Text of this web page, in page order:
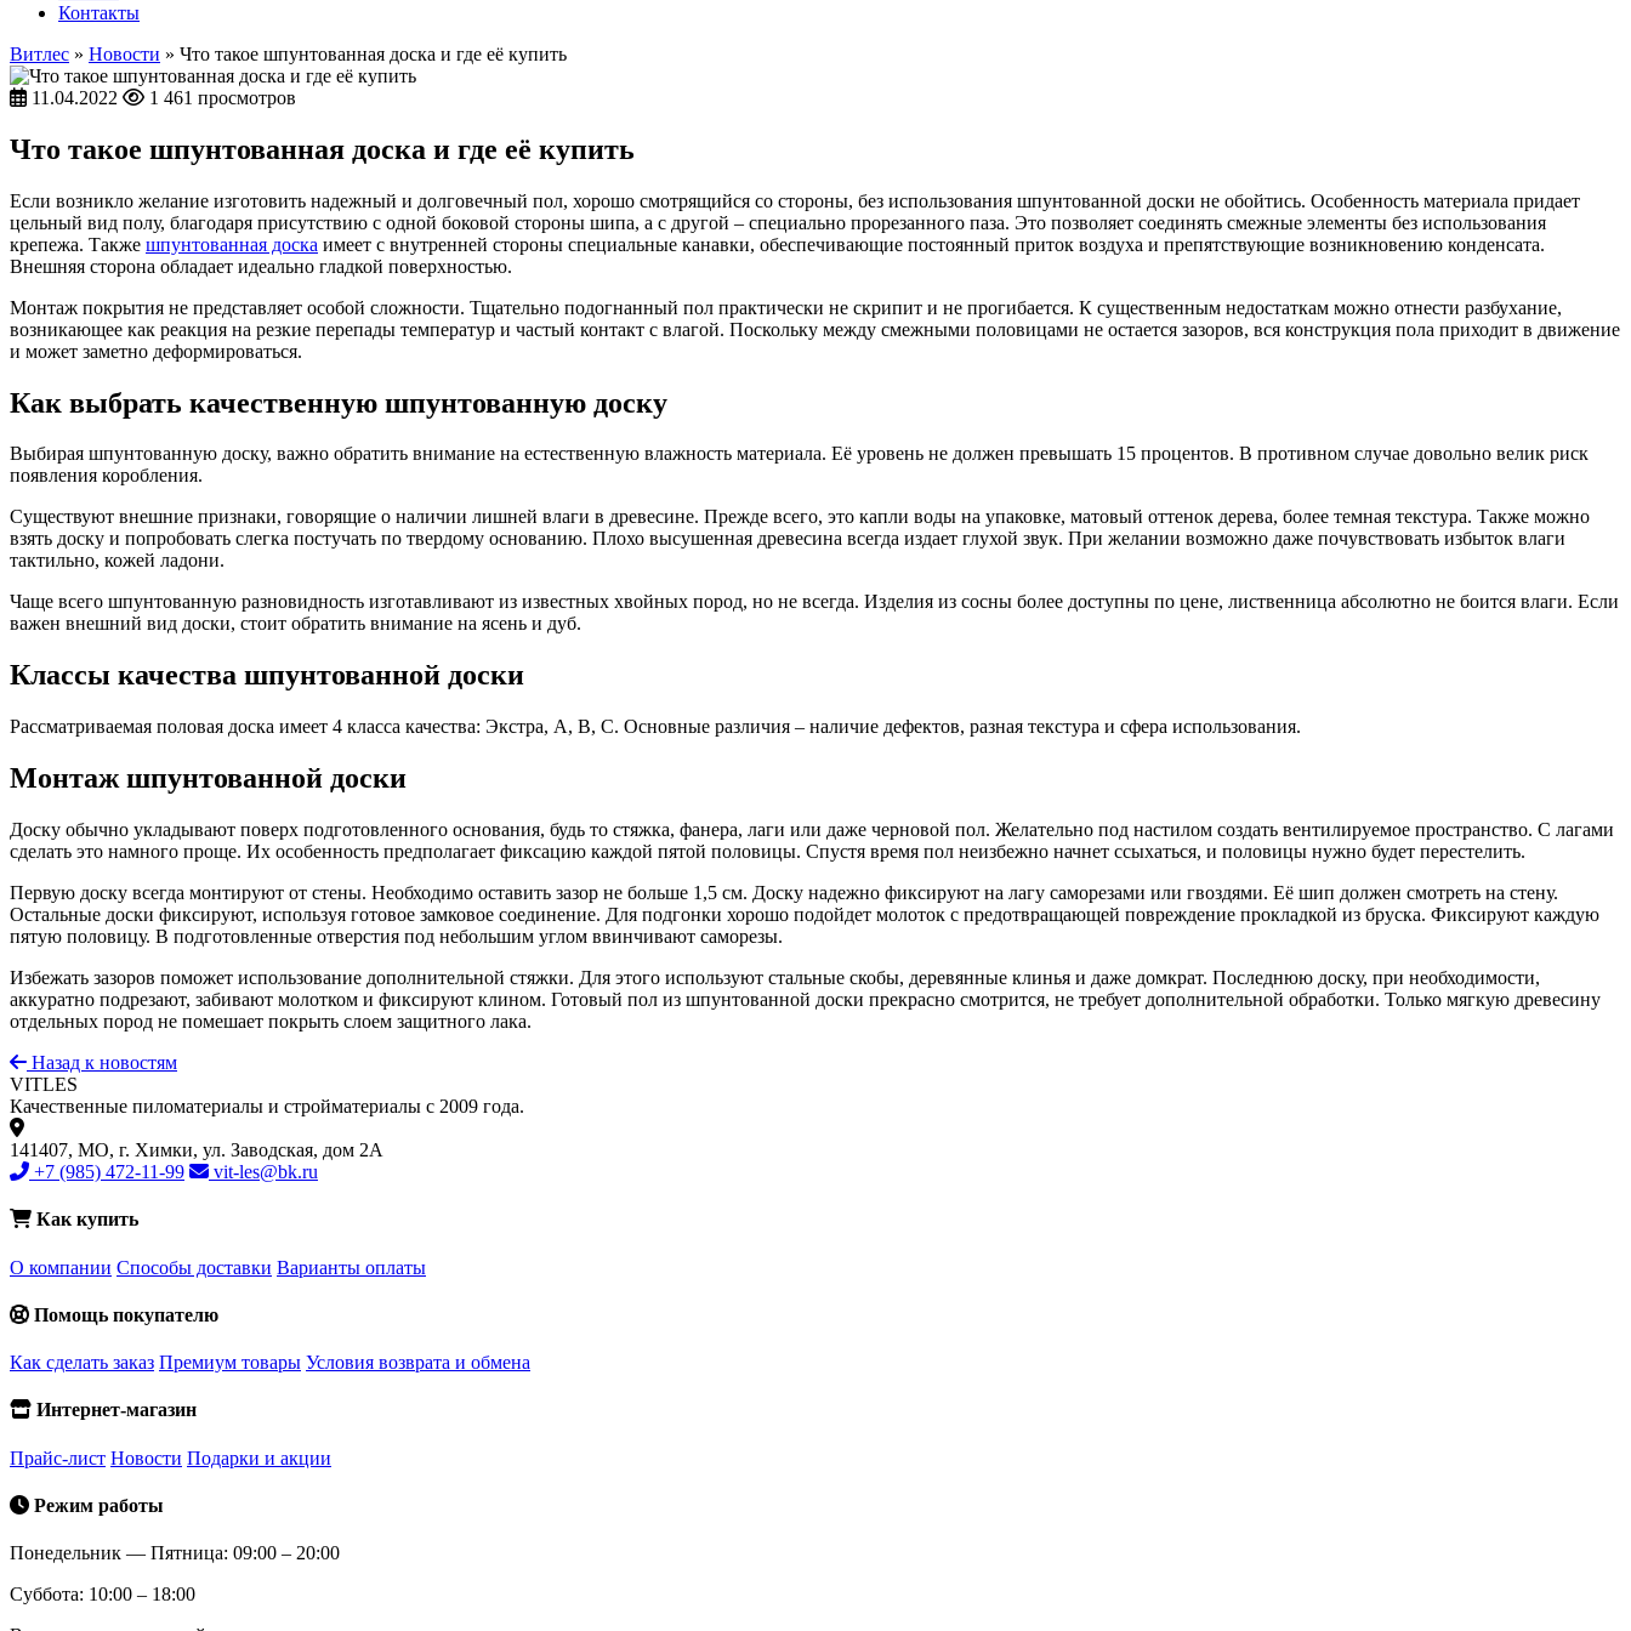
Контакты
Витлес » Новости » Что такое шпунтованная доска и где её купить
11.04.2022 1 461 просмотров
Что такое шпунтованная доска и где её купить
Если возникло желание изготовить надежный и долговечный пол, хорошо смотрящийся со стороны, без использования шпунтованной доски не обойтись. Особенность материала придает
цельный вид полу, благодаря присутствию с одной боковой стороны шипа, а с другой – специально прорезанного паза. Это позволяет соединять смежные элементы без использования
крепежа. Также шпунтованная доска имеет с внутренней стороны специальные канавки, обеспечивающие постоянный приток воздуха и препятствующие возникновению конденсата.
Внешняя сторона обладает идеально гладкой поверхностью.
Монтаж покрытия не представляет особой сложности. Тщательно подогнанный пол практически не скрипит и не прогибается. К существенным недостаткам можно отнести разбухание,
возникающее как реакция на резкие перепады температур и частый контакт с влагой. Поскольку между смежными половицами не остается зазоров, вся конструкция пола приходит в движение
и может заметно деформироваться.
Как выбрать качественную шпунтованную доску
Выбирая шпунтованную доску, важно обратить внимание на естественную влажность материала. Её уровень не должен превышать 15 процентов. В противном случае довольно велик риск
появления коробления.
Существуют внешние признаки, говорящие о наличии лишней влаги в древесине. Прежде всего, это капли воды на упаковке, матовый оттенок дерева, более темная текстура. Также можно
взять доску и попробовать слегка постучать по твердому основанию. Плохо высушенная древесина всегда издает глухой звук. При желании возможно даже почувствовать избыток влаги
тактильно, кожей ладони.
Чаще всего шпунтованную разновидность изготавливают из известных хвойных пород, но не всегда. Изделия из сосны более доступны по цене, лиственница абсолютно не боится влаги. Если
важен внешний вид доски, стоит обратить внимание на ясень и дуб.
Классы качества шпунтованной доски
Рассматриваемая половая доска имеет 4 класса качества: Экстра, А, В, С. Основные различия – наличие дефектов, разная текстура и сфера использования.
Монтаж шпунтованной доски
Доску обычно укладывают поверх подготовленного основания, будь то стяжка, фанера, лаги или даже черновой пол. Желательно под настилом создать вентилируемое пространство. С лагами
сделать это намного проще. Их особенность предполагает фиксацию каждой пятой половицы. Спустя время пол неизбежно начнет ссыхаться, и половицы нужно будет перестелить.
Первую доску всегда монтируют от стены. Необходимо оставить зазор не больше 1,5 см. Доску надежно фиксируют на лагу саморезами или гвоздями. Её шип должен смотреть на стену.
Остальные доски фиксируют, используя готовое замковое соединение. Для подгонки хорошо подойдет молоток с предотвращающей повреждение прокладкой из бруска. Фиксируют каждую
пятую половицу. В подготовленные отверстия под небольшим углом ввинчивают саморезы.
Избежать зазоров поможет использование дополнительной стяжки. Для этого используют стальные скобы, деревянные клинья и даже домкрат. Последнюю доску, при необходимости,
аккуратно подрезают, забивают молотком и фиксируют клином. Готовый пол из шпунтованной доски прекрасно смотрится, не требует дополнительной обработки. Только мягкую древесину
отдельных пород не помешает покрыть слоем защитного лака.
Назад к новостям
VITLES
Качественные пиломатериалы и стройматериалы с 2009 года.
141407, МО, г. Химки, ул. Заводская, дом 2А
+7 (985) 472-11-99
vit-les@bk.ru
Как купить
О компании Способы доставки Варианты оплаты
Помощь покупателю
Как сделать заказ Премиум товары Условия возврата и обмена
Интернет-магазин
Прайс-лист Новости Подарки и акции
Режим работы
Понедельник — Пятница: 09:00 – 20:00
Суббота: 10:00 – 18:00